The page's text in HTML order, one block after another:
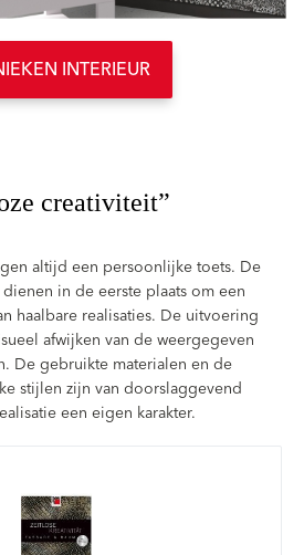
INTERIEUR
creativiteit”
altijd een persoonlijke toets. De
in de eerste plaats om een
haalbare realisaties. De uitvoering
afwijken van de weergegeven
De gebruikte materialen en de
stijlen zijn van doorslaggevend
een eigen karakter.